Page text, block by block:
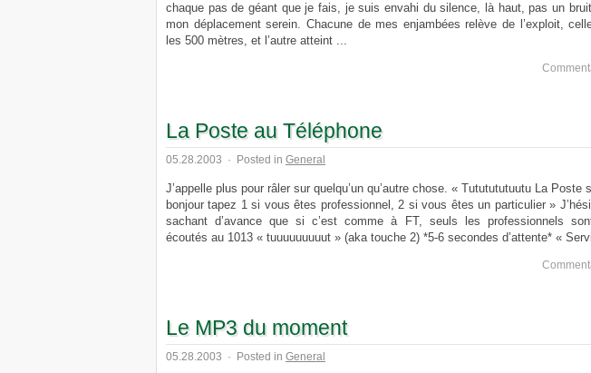
chaque pas de géant que je fais, je suis envahi du silence, là haut, pas un
mon déplacement serein. Chacune de mes enjambées relève de l’exploit,
les 500 mètres, et l’autre atteint ...
La Poste au Téléphone
05.28.2003 · Posted in General
J’appelle plus pour râler sur quelqu’un qu’autre chose. « Tututututuutu La Poste
bonjour tapez 1 si vous êtes professionnel, 2 si vous êtes un particulier »
sachant d’avance que si c’est comme à FT, seuls les professionnels
écoutés au 1013 « tuuuuuuuuut » (aka touche 2) *5-6 secondes d’attente* «
Le MP3 du moment
05.28.2003 · Posted in General